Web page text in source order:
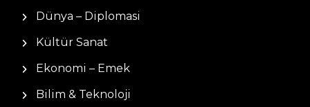
Dünya – Diplomasi
Kültür Sanat
Ekonomi – Emek
Bilim & Teknoloji